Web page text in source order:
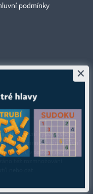
podmínky
svolení vydavatele je
rozmnožování a šíření
v českém nebo
nebo dat
×